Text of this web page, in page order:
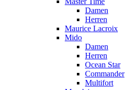
Damen
Herren
Maurice Lacroix
Mido
Damen
Herren
Ocean Star
Commander
Multifort